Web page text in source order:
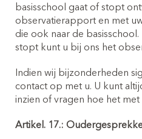
basisschool gaat of stopt
observatierapport en met
die ook naar de
stopt kunt u bij ons het
Indien wij bijzonderheden
contact op met u. U kunt
inzien of vragen hoe het
Artikel. 17.: